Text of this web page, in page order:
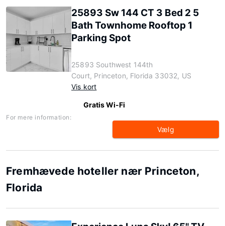
25893 Sw 144 CT 3 Bed 2 5
Bath Townhome Rooftop 1
Parking Spot
25893 Southwest 144th
Court, Princeton, Florida 33032, US
Vis kort
Gratis Wi-Fi
For mere information:
Vælg
Fremhævede hoteller nær Princeton,
Florida